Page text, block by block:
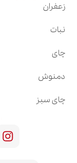
زعفران
نبات
چای
دمنوش
چای سبز